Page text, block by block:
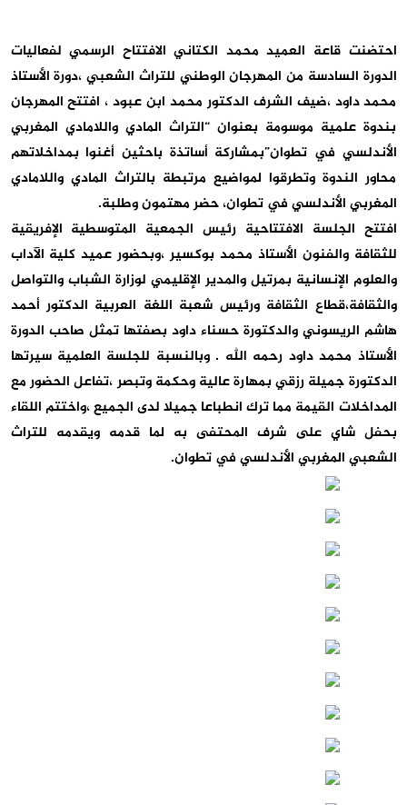
احتضنت قاعة العميد محمد الكتاني الافتتاح الرسمي لفعاليات
الدورة السادسة من المهرجان الوطني للتراث الشعبي ،دورة الأستاذ
محمد داود ،ضيف الشرف الدكتور محمد ابن عبود ، افتتح المهرجان
بندوة علمية موسومة بعنوان “التراث المادي واللامادي المغربي
الأندلسي في تطوان”بمشاركة أساتذة باحثين أغنوا بمداخلاتهم
محاور الندوة وتطرقوا لمواضيع مرتبطة بالتراث المادي واللامادي
المغربي الأندلسي في تطوان، حضر مهتمون وطلبة.
افتتح الجلسة الافتتاحية رئيس الجمعية المتوسطية الإفريقية
للثقافة والفنون الأستاذ محمد بوكسير ،وبحضور عميد كلية الآداب
والعلوم الإنسانية بمرتيل والمدير الإقليمي لوزارة الشباب والتواصل
والثقافة،قطاع الثقافة ورئيس شعبة اللغة العربية الدكتور أحمد
هاشم الريسوني والدكتورة حسناء داود بصفتها تمثل صاحب الدورة
الأستاذ محمد داود رحمه الله . وبالنسبة للجلسة العلمية سيرتها
الدكتورة جميلة رزقي بمهارة عالية وحكمة وتبصر ،تفاعل الحضور مع
المداخلات القيمة مما ترك انطباعا جميلا لدى الجميع ،واختتم اللقاء
بحفل شاي على شرف المحتفى به لما قدمه ويقدمه للتراث
الشعبي المغربي الأندلسي في تطوان.